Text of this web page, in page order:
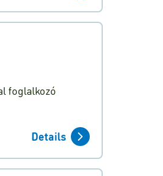
foglalkozó
Details